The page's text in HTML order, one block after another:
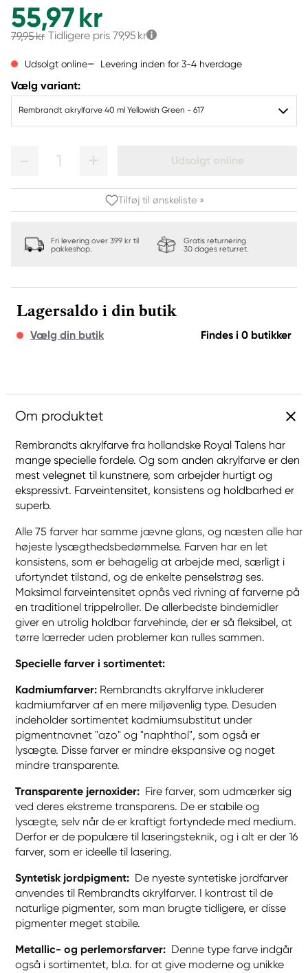
55,97 kr
79,95 kr Tidligere pris 79,95 kr
Udsolgt online Levering inden for 3-4 hverdage
Vælg variant:
Rembrandt akrylfarve 40 ml Yellowish Green - 617
1 Udsolgt online
Tilføj til ønskeliste »
Fri levering over 399 kr til
pakkeshop.
Gratis returnering
30 dages returret.
Lagersaldo i din butik
Vælg din butik Findes i 0 butikker
Om produktet
Rembrandts akrylfarve fra hollandske Royal Talens har
mange specielle fordele. Og som anden akrylfarve er den
mest velegnet til kunstnere, som arbejder hurtigt og
ekspressivt. Farveintensitet, konsistens og holdbarhed er
superb.
Alle 75 farver har samme jævne glans, og næsten alle har
højeste lysægthedsbedømmelse. Farven har en let
konsistens, som er behagelig at arbejde med, særligt i
ufortyndet tilstand, og de enkelte penselstrøg ses.
Maksimal farveintensitet opnås ved rivning af farverne på
en traditionel trippelroller. De allerbedste bindemidler
giver en utrolig holdbar farvehinde, der er så fleksibel, at
tørre lærreder uden problemer kan rulles sammen.
Specielle farver i sortimentet:
Kadmiumfarver: Rembrandts akrylfarve inkluderer
kadmiumfarver af en mere miljøvenlig type. Desuden
indeholder sortimentet kadmiumsubstitut under
pigmentnavnet "azo" og "naphthol", som også er
lysægte. Disse farver er mindre ekspansive og noget
mindre transparente.
Transparente jernoxider: Fire farver, som udmærker sig
ved deres ekstreme transparens. De er stabile og
lysægte, selv når de er kraftigt fortyndede med medium.
Derfor er de populære til laseringsteknik, og i alt er der 16
farver, som er ideelle til lasering.
Syntetisk jordpigment: De nyeste syntetiske jordfarver
anvendes til Rembrandts akrylfarver. I kontrast til de
naturlige pigmenter, som man brugte tidligere, er disse
pigmenter meget stabile.
Metallic- og perlemorsfarver: Denne type farve indgår
også i sortimentet, bl.a. for at give moderne og unikke